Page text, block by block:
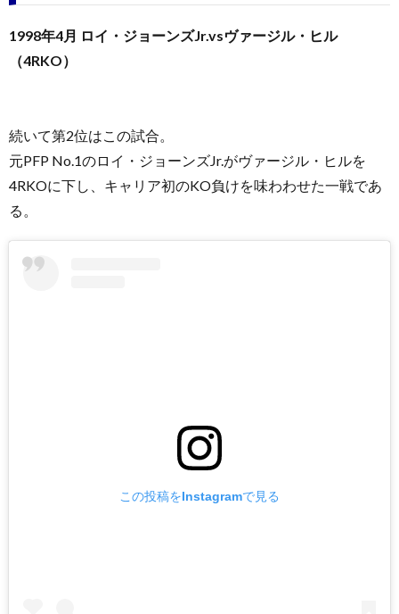
1998年4月 ロイ・ジョーンズJr.vsヴァージル・ヒル
（4RKO）
続いて第2位はこの試合。
元PFP No.1のロイ・ジョーンズJr.がヴァージル・ヒルを
4RKOに下し、キャリア初のKO負けを味わわせた一戦であ
る。
この投稿をInstagramで見る